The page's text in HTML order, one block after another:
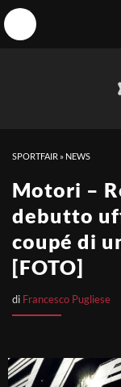
SPORTFAIR » NEWS
Motori –
debutto
coupé di
[FOTO]
di Francesco Pugliese